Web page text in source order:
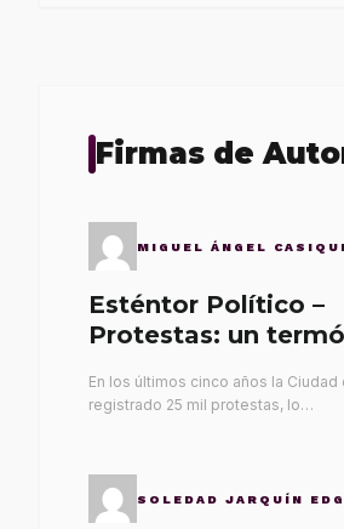
Firmas de
MIGUEL ÁNGEL
Esténtor Político –
Protestas: un
En los últimos cinco años la Ciudad
registrado 25 mil protestas, lo…
SOLEDAD JARQUÍN